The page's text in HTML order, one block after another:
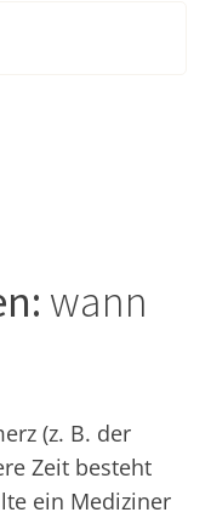
wann
(z. B. der
Zeit besteht
ein Mediziner